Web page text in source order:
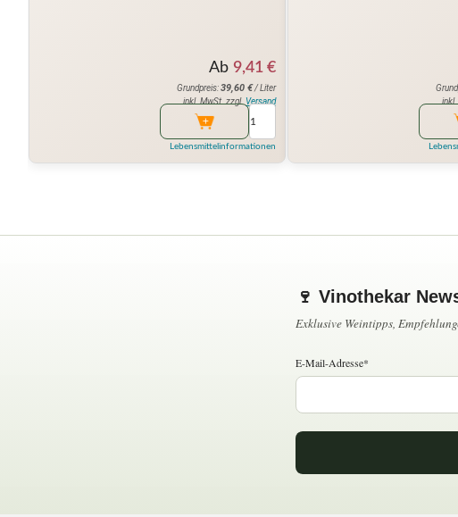
Ab 9,41 €
Grundpreis:39,60 €/ Liter
inkl. MwSt. zzgl. Versand
Lebensmittelinformationen
inkl.
🍷 Vinothekar
Exklusive Weintipps,
E-Mail-Adresse*